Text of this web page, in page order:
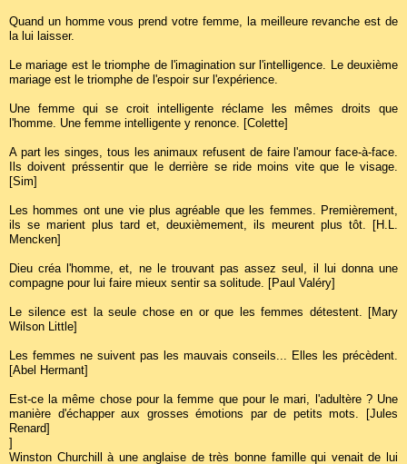
Quand un homme vous prend votre femme, la meilleure revanche est de
la lui laisser.
Le mariage est le triomphe de l'imagination sur l'intelligence. Le deuxième
mariage est le triomphe de l'espoir sur l'expérience.
Une femme qui se croit intelligente réclame les mêmes droits que
l'homme. Une femme intelligente y renonce. [Colette]
A part les singes, tous les animaux refusent de faire l'amour face-à-face.
Ils doivent préssentir que le derrière se ride moins vite que le visage.
[Sim]
Les hommes ont une vie plus agréable que les femmes. Premièrement,
ils se marient plus tard et, deuxièmement, ils meurent plus tôt. [H.L.
Mencken]
Dieu créa l'homme, et, ne le trouvant pas assez seul, il lui donna une
compagne pour lui faire mieux sentir sa solitude. [Paul Valéry]
Le silence est la seule chose en or que les femmes détestent. [Mary
Wilson Little]
Les femmes ne suivent pas les mauvais conseils... Elles les précèdent.
[Abel Hermant]
Est-ce la même chose pour la femme que pour le mari, l'adultère ? Une
manière d'échapper aux grosses émotions par de petits mots. [Jules
Renard]
Winston Churchill à une anglaise de très bonne famille qui venait de lui